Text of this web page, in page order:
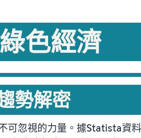
色經濟
勢解密
可忽視的力量。據Statista資